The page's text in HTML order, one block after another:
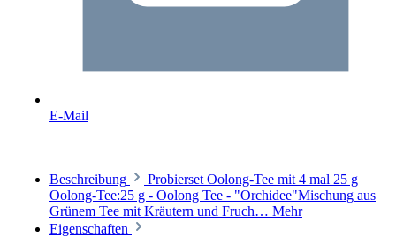
E-Mail
Beschreibung
Probierset Oolong-Tee mit 4 mal 25 g
Oolong-Tee:25 g - Oolong Tee - "Orchidee"Mischung aus
Grünem Tee mit Kräutern und Fruch… Mehr
Eigenschaften